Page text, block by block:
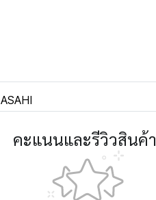
ASAHI
คะแนนและรีวิวสินค้า